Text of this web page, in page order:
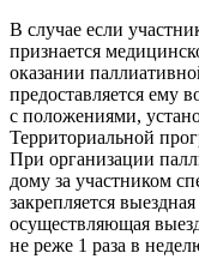
В случае если
признается
оказании
предоставляется ему
с положениями,
Территориальной
При организации
дому за участником
закрепляется
осуществляющая
не реже 1 раза в